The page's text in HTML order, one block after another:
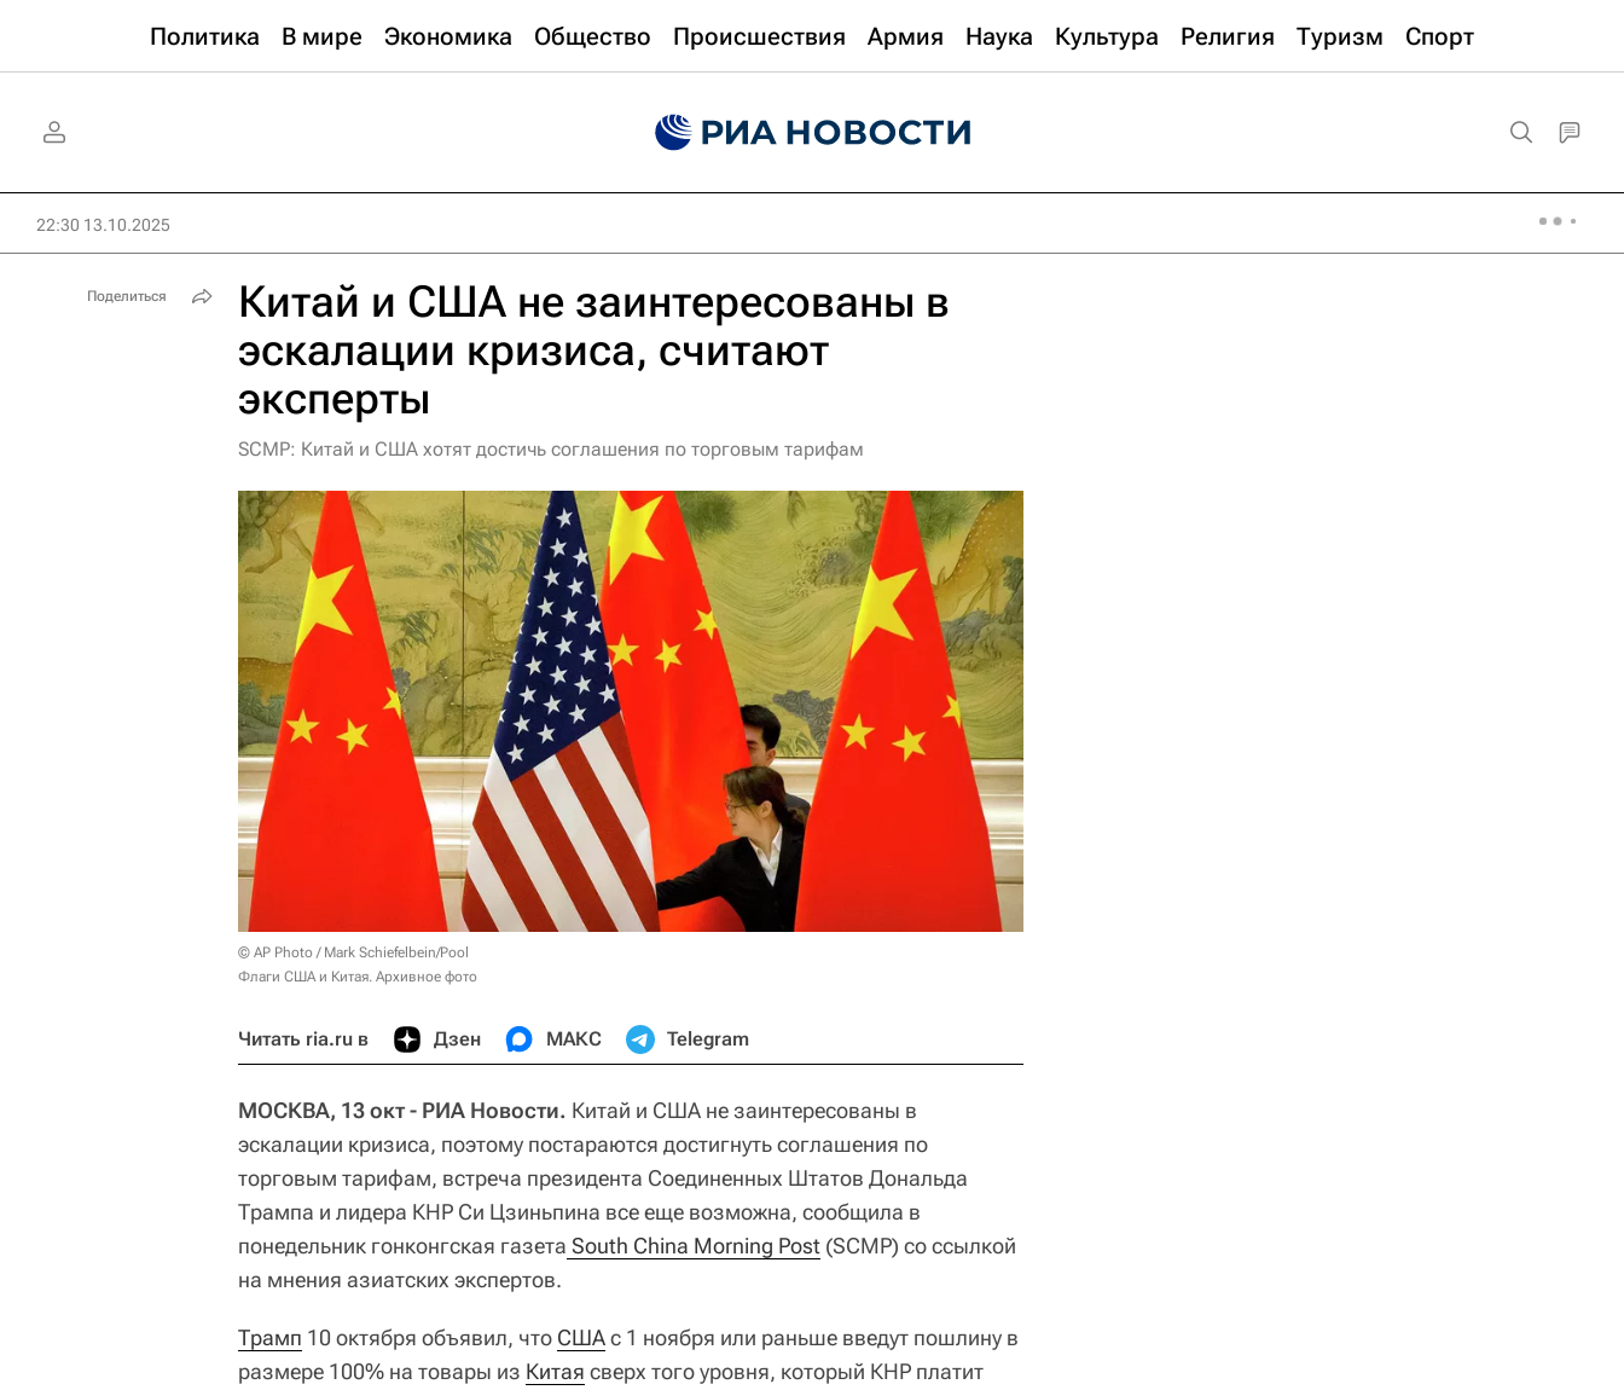
Политика В мире Экономика Общество Происшествия Армия Наука Культура Религия Туризм Спорт
22:30 13.10.2025
Китай и США не заинтересованы в
эскалации кризиса, считают
эксперты
SCMP: Китай и США хотят достичь соглашения по торговым тарифам
© AP Photo / Mark Schiefelbein/Pool
Флаги США и Китая. Архивное фото
Читать ria.ru в Дзен МАКС Telegram
МОСКВА, 13 окт - РИА Новости. Китай и США не заинтересованы в
эскалации кризиса, поэтому постараются достигнуть соглашения по
торговым тарифам, встреча президента Соединенных Штатов Дональда
Трампа и лидера КНР Си Цзиньпина все еще возможна, сообщила в
понедельник гонконгская газета South China Morning Post (SCMP) со ссылкой
на мнения азиатских экспертов.
Трамп 10 октября объявил, что СШАс 1 ноября или раньше введут пошлину в
размере 100% на товары из Китая сверх того уровня, который КНР платит
Поделиться